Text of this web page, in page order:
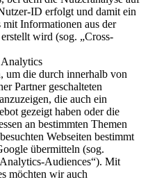
ID erfolgt und damit ein
Informationen aus der
wird (sog. „Cross-
um die durch innerhalb von
Partner geschalteten
die auch ein
gezeigt haben oder die
an bestimmten Themen
Webseiten bestimmt
übermitteln (sog.
Audiences“). Mit
möchten wir auch